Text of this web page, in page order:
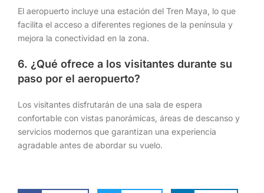
El aeropuerto incluye una estación del Tren Maya, lo que
facilita el acceso a diferentes regiones de la península y
mejora la conectividad en la zona.
6. ¿Qué ofrece a los visitantes durante su
paso por el aeropuerto?
Los visitantes disfrutarán de una sala de espera
confortable con vistas panorámicas, áreas de descanso y
servicios modernos que garantizan una experiencia
agradable antes de abordar su vuelo.